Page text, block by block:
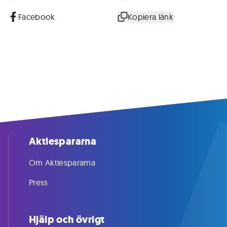
Facebook Kopiera länk
Aktiespararna
Om Aktiespararna
Press
Hjälp och övrigt